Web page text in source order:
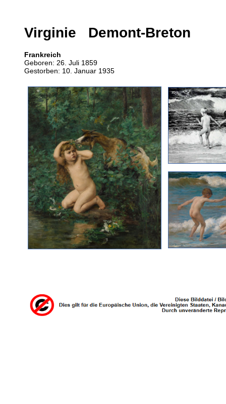
Virginie Demont-Breton
Frankreich
Geboren: 26. Juli 1859
Gestorben: 10. Januar 1935